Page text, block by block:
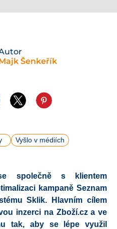
Šenkeřík
Vyšlo v médiích
společně s klientem
kampaně Seznam
Sklik. Hlavním cílem
inzerci na Zboží.cz a ve
tak, aby se lépe využil